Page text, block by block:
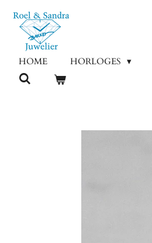
Ga
direct
hoofdinhoud
HOME HORLOGES